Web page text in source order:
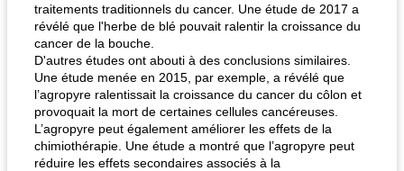
traitements traditionnels du cancer. Une étude de 2017 a
révélé que l'herbe de blé pouvait ralentir la croissance du
cancer de la bouche.
D'autres études ont abouti à des conclusions similaires.
Une étude menée en 2015, par exemple, a révélé que
l’agropyre ralentissait la croissance du cancer du côlon et
provoquait la mort de certaines cellules cancéreuses.
L’agropyre peut également améliorer les effets de la
chimiothérapie. Une étude a montré que l’agropyre peut
réduire les effets secondaires associés à la